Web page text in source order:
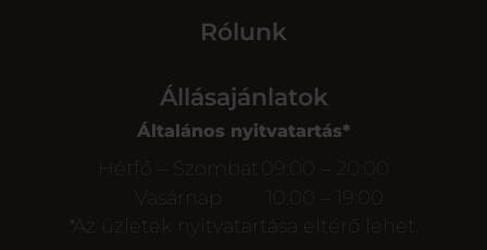
Rólunk
Állásajánlatok
Általános nyitvatartás*
Hétfő – Szombat
09:00 – 20:00
Vasárnap
10:00 – 19:00
*Az üzletek nyitvatartása eltérő lehet.